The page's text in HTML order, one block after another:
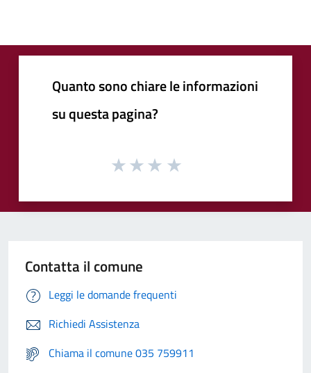
Quanto sono chiare le informazioni
su questa pagina?
Contatta il comune
Leggi le domande frequenti
Richiedi Assistenza
Chiama il comune 035 759911